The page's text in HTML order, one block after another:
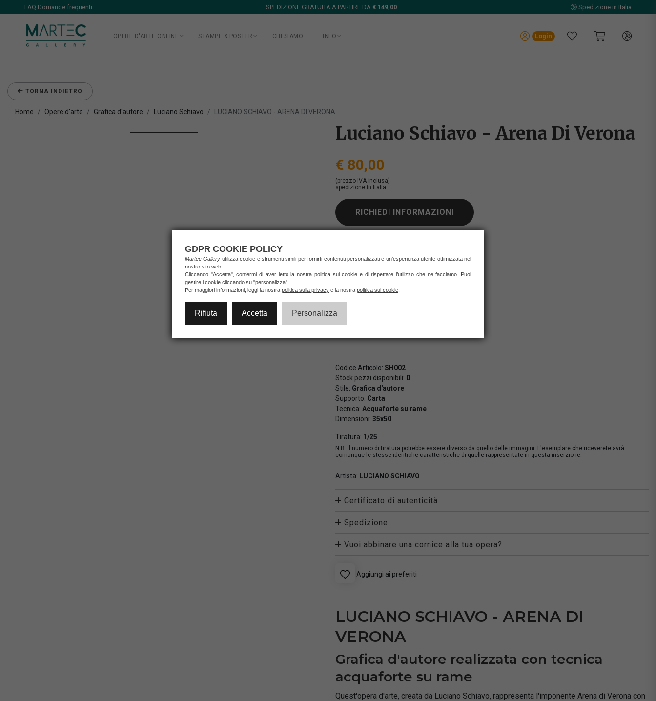
FAQ Domande frequenti SPEDIZIONE GRATUITA A PARTIRE DA € 149,00 Spedizione in Italia
OPERE D'ARTE ONLINE STAMPE & POSTER CHI SIAMO INFO Login
TORNA INDIETRO
Home Opere d'arte Grafica d'autore Luciano Schiavo LUCIANO SCHIAVO - ARENA DI VERONA
Luciano Schiavo - Arena Di Verona
€ 80,00
(prezzo IVA inclusa)
spedizione in Italia
RICHIEDI INFORMAZIONI
Pagamenti veloci e sicuri al 100% con carta
Codice Articolo: SH002
Stock pezzi disponibili: 0
Stile: Grafica d'autore
Supporto: Carta
Tecnica: Acquaforte su rame
Dimensioni: 35x50
Tiratura: 1/25
N.B. Il numero di tiratura potrebbe essere diverso da quello delle immagini. L'esemplare che riceverete avrà
comunque le stesse identiche caratteristiche di quelle rappresentate in questa inserzione.
Artista: LUCIANO SCHIAVO
Certificato di autenticità
Spedizione
Vuoi abbinare una cornice alla tua opera?
Aggiungi ai preferiti
LUCIANO SCHIAVO - ARENA DI
VERONA
Grafica d'autore realizzata con tecnica
acquaforte su rame
Quest'opera d'arte, creata da Luciano Schiavo, rappresenta l'imponente Arena di Verona con
GDPR COOKIE POLICY
Martec Gallery utilizza cookie e strumenti simili per fornirti contenuti personalizzati e un’esperienza utente ottimizzata nel
nostro sito web.
Cliccando "Accetta", confermi di aver letto la nostra politica sui cookie e di rispettare l’utilizzo che ne facciamo. Puoi
gestire i cookie cliccando su "personalizza".
Per maggiori informazioni, leggi la nostra politica sulla privacy e la nostra politica sui cookie
Rifiuta Accetta Personalizza